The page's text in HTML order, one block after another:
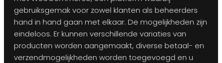
gebruiksgemak voor zowel klanten als beheerders
hand in hand gaan met elkaar. De mogelijkheden zijn
eindeloos. Er kunnen verschillende variaties van
producten worden aangemaakt, diverse betaal- en
verzendmogelijkheden worden toegevoegd en u